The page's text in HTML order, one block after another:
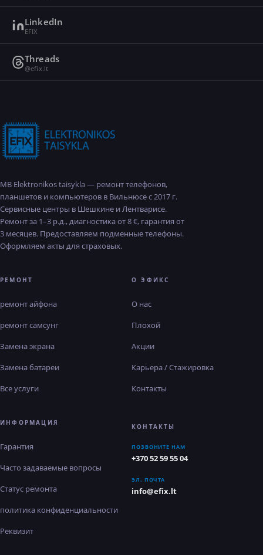
LinkedIn
EFIX
Threads
@efix.lt
MB Elektronikos taisykla — ремонт телефонов,
планшетов и компьютеров в Вильнюсе с 2017 г.
Сервисные центры в Шешкине и Лентварисе.
Ремонт за 1–3 р.д., диагностика от 8 €, гарантия от
3 месяцев. Предоставляем подменные телефоны.
Оформляем акты для страховых.
РЕМОНТ
ремонт айфона
ремонт самсунг
Замена экрана
Замена батареи
Все услуги
О ЭФИКС
О нас
Плохой
Акции
Карьера / Стажировка
Контакты
ИНФОРМАЦИЯ
Гарантия
Часто задаваемые вопросы
Статус ремонта
политика конфиденциальности
Реквизит
КОНТАКТЫ
ПОЗВОНИТЕ НАМ
+370 52 59 55 04
ЭЛ. ПОЧТА
info@efix.lt